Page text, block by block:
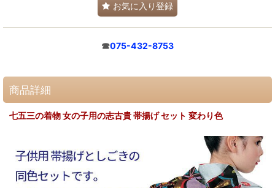
お気に入り登録
☎075-432-8753
商品詳細
七五三の着物 女の子用の志古貴 帯揚げ セット 変わり色